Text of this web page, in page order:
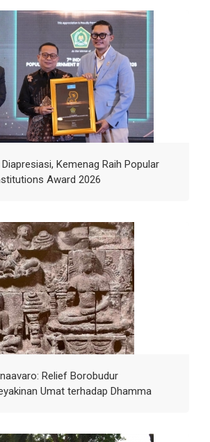
Kemenag Raih Popular
Award 2026
Relief Borobudur
Umat terhadap Dhamma